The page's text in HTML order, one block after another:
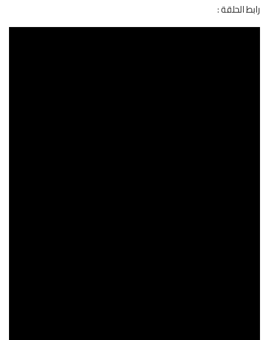
رابط الحلقة :